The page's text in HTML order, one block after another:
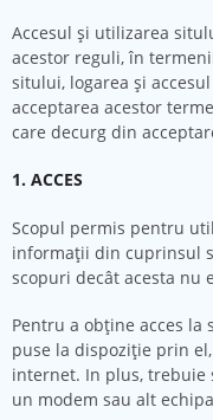
Accesul şi utilizarea
acestor reguli, în
sitului, logarea şi
acceptarea acestor
care decurg din
1. ACCES
Scopul permis pentru
informaţii din cuprinsul
scopuri decât acesta nu
Pentru a obţine acces
puse la dispoziţie prin
internet. In plus, trebuie
un modem sau alt